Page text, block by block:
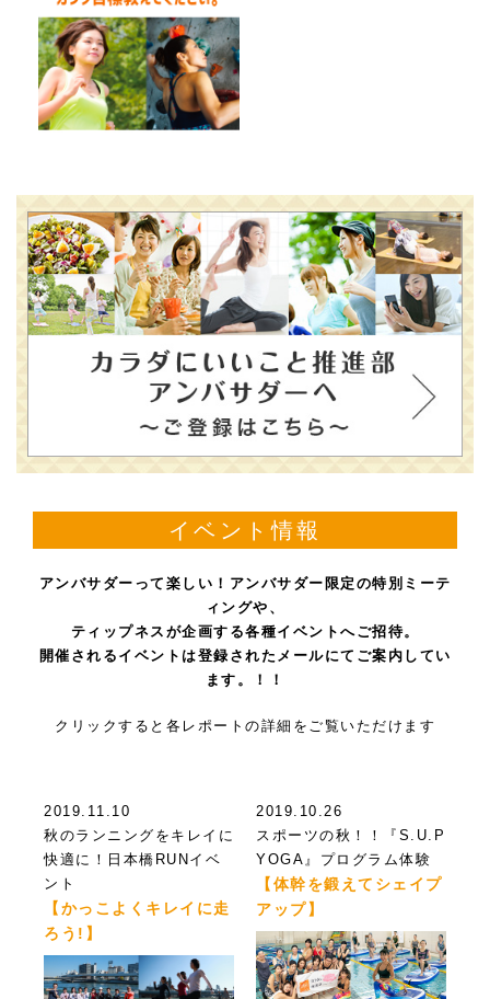
イベント情報
アンバサダーって楽しい！アンバサダー限定の特別ミーテ
ィングや、
ティップネスが企画する各種イベントへご招待。
開催されるイベントは登録されたメールにてご案内してい
ます。！！
クリックすると各レポートの詳細をご覧いただけます
2019.11.10
秋のランニングをキレイに
快適に！日本橋RUNイベ
ント
【かっこよくキレイに走
ろう!】
2019.10.26
スポーツの秋！！『S.U.P
YOGA』プログラム体験
【体幹を鍛えてシェイプ
アップ】